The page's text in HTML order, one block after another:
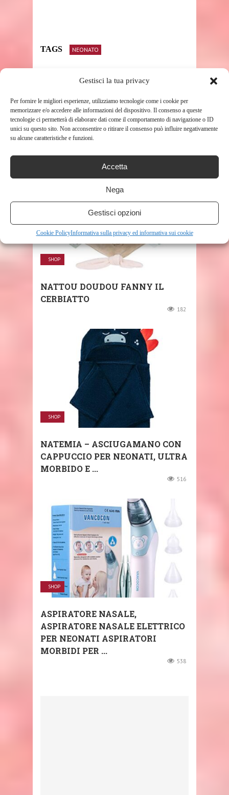
Gestisci la tua privacy
Per fornire le migliori esperienze, utilizziamo tecnologie come i cookie per
memorizzare e/o accedere alle informazioni del dispositivo. Il consenso a queste
tecnologie ci permetterà di elaborare dati come il comportamento di navigazione o ID
unici su questo sito. Non acconsentire o ritirare il consenso può influire negativamente
su alcune caratteristiche e funzioni.
Accetta
Nega
Gestisci opzioni
Cookie PolicyInformativa sulla privacy ed informativa sui cookie
TAGS NEONATO
RELATED POSTS
SHOP
NATTOU DOUDOU FANNY IL
CERBIATTO
182
SHOP
NATEMIA – ASCIUGAMANO CON
CAPPUCCIO PER NEONATI, ULTRA
MORBIDO E ...
516
SHOP
ASPIRATORE NASALE,
ASPIRATORE NASALE ELETTRICO
PER NEONATI ASPIRATORI
MORBIDI PER ...
538